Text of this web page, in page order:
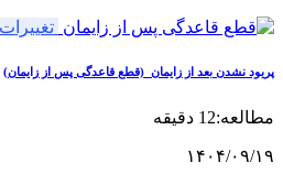
تغییرات زنان
نشدن بعد از زایمان (قطع قاعدگی پس از زایمان)
دقیقه
۰۹/۱۹